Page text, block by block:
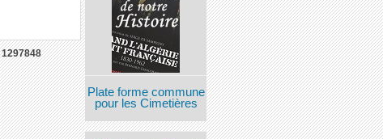
Plate forme commune
pour les Cimetières
1297848